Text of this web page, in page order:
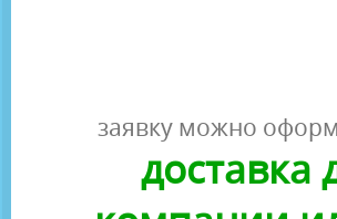
заявку можно
доставка